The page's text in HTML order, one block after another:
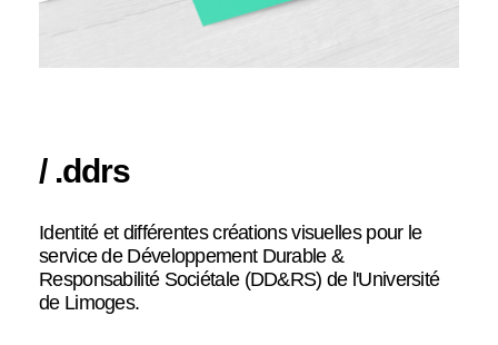
/ .ddrs
Identité et différentes créations visuelles pour le
service de Développement Durable &
Responsabilité Sociétale (DD&RS) de l'Université
de Limoges.